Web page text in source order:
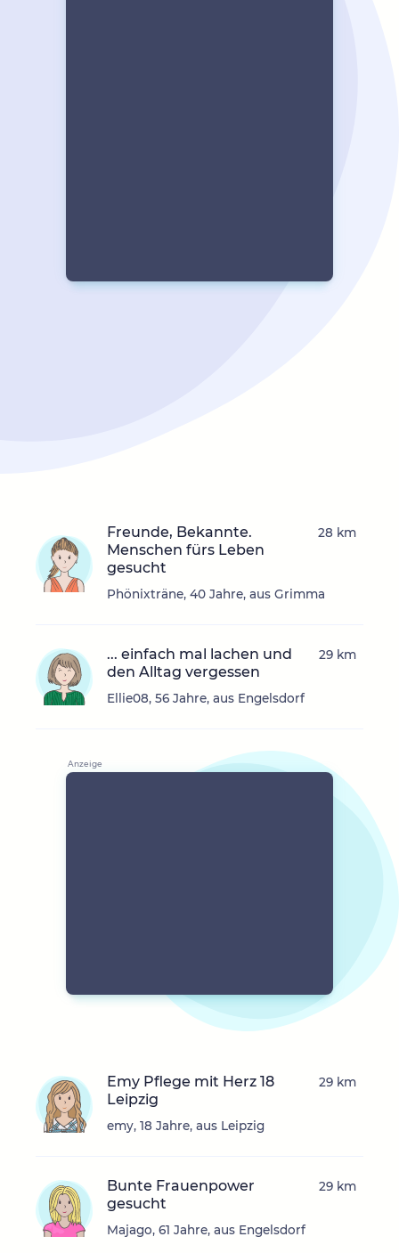
Freunde, Bekannte.
Menschen fürs Leben
gesucht
Phönixträne, 40 Jahre, aus Grimma
28 km
... einfach mal lachen und
den Alltag vergessen
Ellie08, 56 Jahre, aus Engelsdorf
29 km
Emy Pflege mit Herz 18
Leipzig
emy, 18 Jahre, aus Leipzig
29 km
Bunte Frauenpower
gesucht
Majago, 61 Jahre, aus Engelsdorf
29 km